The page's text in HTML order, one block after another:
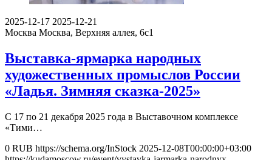
2025-12-17 2025-12-21
Москва Москва, Верхняя аллея, 6с1
Выставка-ярмарка народных
художественных промыслов России
«Ладья. Зимняя сказка-2025»
С 17 по 21 декабря 2025 года в Выставочном комплексе
«Тими…
0 RUB https://schema.org/InStock 2025-12-08T00:00:00+03:00